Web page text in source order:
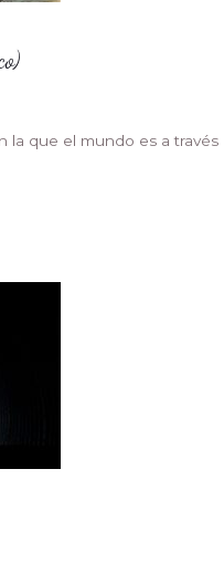
la que el mundo es a través